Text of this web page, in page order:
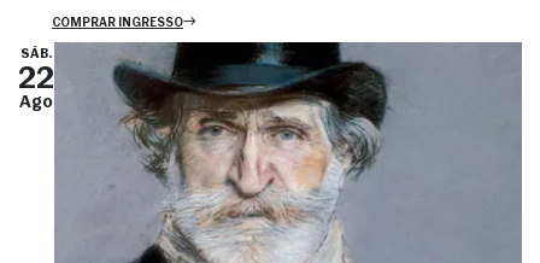
COMPRAR INGRESSO
SÁB.
22
Ago